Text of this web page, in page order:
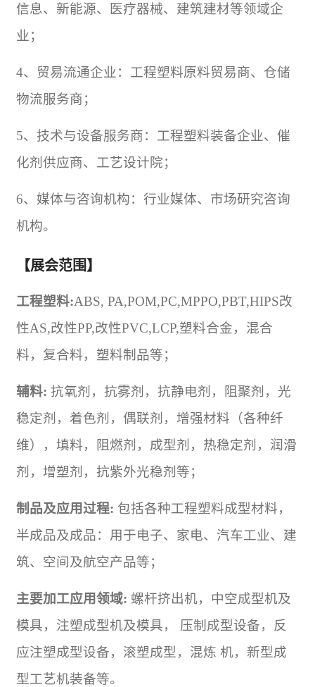
信息、新能源、医疗器械、建筑建材等领域企
业；
4、 贸易流通企业：工程塑料原料贸易商、仓储
物流服务商；
5、技术与设备服务商：工程塑料装备企业、催
化剂供应商、工艺设计院；
6、媒体与咨询机构：行业媒体、市场研究咨询
机构。
【展会范围】
工程塑料:ABS, PA,POM,PC,MPPO,PBT,HIPS改
性AS,改性PP,改性PVC,LCP,塑料合金，混合
料，复合料，塑料制品等；
辅料: 抗氧剂，抗雾剂，抗静电剂，阻聚剂，光
稳定剂，着色剂，偶联剂，增强材料（各种纤
维），填料，阻燃剂，成型剂，热稳定剂，润滑
剂，增塑剂，抗紫外光稳剂等；
制品及应用过程: 包括各种工程塑料成型材料，
半成品及成品：用于电子、家电、 汽车工业、建
筑、空间及航空产品等；
主要加工应用领域: 螺杆挤出机，中空成型机及
模具，注塑成型机及模具， 压制成型设备，反
应注塑成型设备，滚塑成型，混炼 机，新型成
型工艺机装备等。